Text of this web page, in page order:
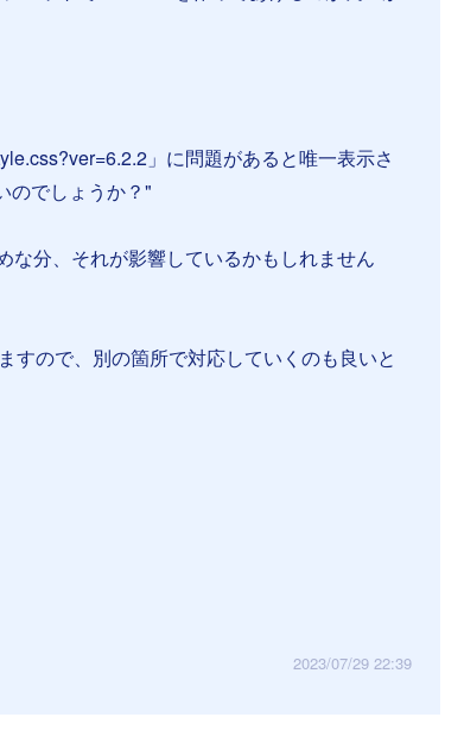
」に問題があると唯一表示さ
のでしょうか？"
な分、それが影響しているかもしれません
すので、別の箇所で対応していくのも良いと
2023/07/29 22:39